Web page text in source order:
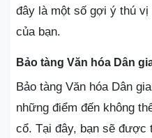
đây là một số gợi ý thú
của bạn.
Bảo tàng Văn hóa Dân
Bảo tàng Văn hóa Dân
những điểm đến không
cổ. Tại đây, bạn sẽ được